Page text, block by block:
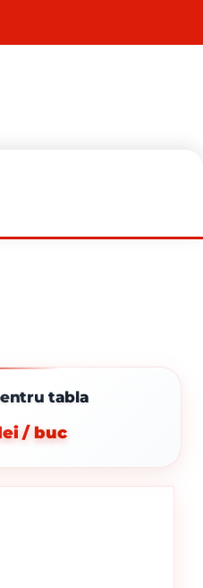
tabla
/ buc